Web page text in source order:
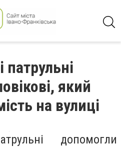
патрульні
який
на вулиці
допомогли